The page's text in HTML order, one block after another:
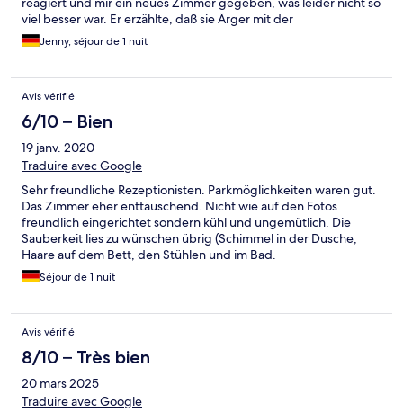
viel besser war. Er erzählte, daß sie Ärger mit der
Reinigungsfirma haben und sie diesen Monat wechseln werden.
Vielleicht ist die Firma pieschig, dass sie gekündigt wurden....
Jenny, séjour de 1 nuit
Avis vérifié
6/10 – Bien
19 janv. 2020
Traduire avec Google
Sehr freundliche Rezeptionisten. Parkmöglichkeiten waren gut.
Das Zimmer eher enttäuschend. Nicht wie auf den Fotos
freundlich eingerichtet sondern kühl und ungemütlich. Die
Sauberkeit lies zu wünschen übrig (Schimmel in der Dusche,
Haare auf dem Bett, den Stühlen und im Bad.
Zigarettenstummel im Mülleimer (trotz angeblichem
Rauchverbotes), die sehr unangenehm gerochen haben. An der
war es okay, solang man keinen längeren Aufenthalt plant.
Séjour de 1 nuit
Avis vérifié
8/10 – Très bien
20 mars 2025
Traduire avec Google